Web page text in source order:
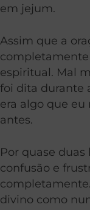
em jejum.
Assim que a
espiritual. Mal
foi dita durante
era algo que
antes.
Por quase duas
confusão e
divino como